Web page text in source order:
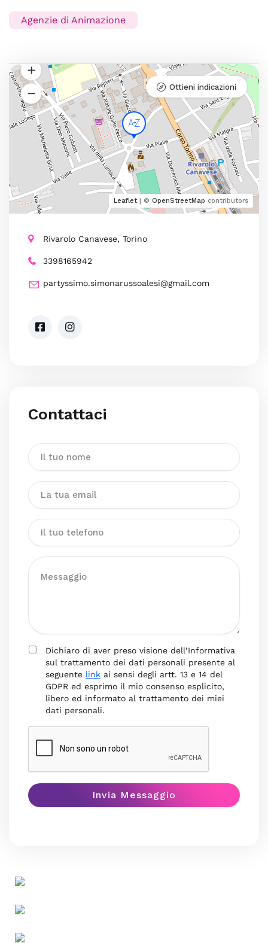
Agenzie di Animazione
Leaflet | © OpenStreetMap contributors
Ottieni indicazioni
Rivarolo Canavese, Torino
3398165942
partyssimo.simonarussoalesi@gmail.com
Contattaci
Dichiaro di aver preso visione dell’Informativa
sul trattamento dei dati personali presente al
seguente link ai sensi degli artt. 13 e 14 del
GDPR ed esprimo il mio consenso esplicito,
libero ed informato al trattamento dei miei
dati personali.